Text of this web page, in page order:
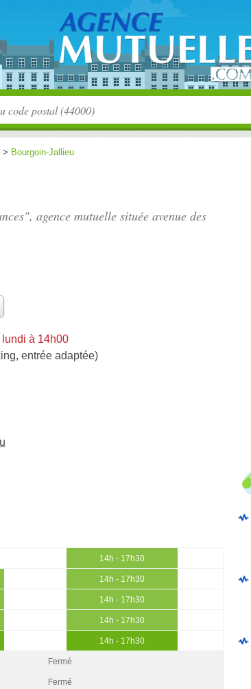
> Bourgoin-Jallieu
agence mutuelle située avenue des
lundi à 14h00
entrée adaptée)
14h - 17h30
14h - 17h30
14h - 17h30
14h - 17h30
14h - 17h30
Fermé
Fermé